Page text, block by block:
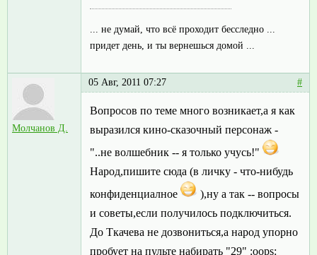
... не думай, что всё проходит бесследно ...
придет день, и ты вернешься домой ...
Молчанов Д.
05 Авг, 2011 07:27 #
Вопросов по теме много возникает,а я как
выразился кино-сказочный персонаж -
"..не волшебник -- я только учусь!"
Народ,пишите сюда (в личку - что-нибудь
конфиденциалное
),ну а так -- вопросы
и советы,если получилось подключиться.
До Ткачева не дозвониться,а народ упорно
пробует на пульте набирать "29" :oops: